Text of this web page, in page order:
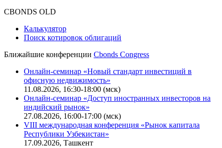
CBONDS OLD
Калькулятор
Поиск котировок облигаций
Ближайшие конференции Cbonds Congress
Онлайн-семинар «Новый стандарт инвестиций в
офисную недвижимость»
11.08.2026, 16:30-18:00 (мск)
Онлайн-семинар «Доступ иностранных инвесторов на
индийский рынок»
27.08.2026, 16:00-17:00 (мск)
VIII международная конференция «Рынок капитала
Республики Узбекистан»
17.09.2026, Ташкент